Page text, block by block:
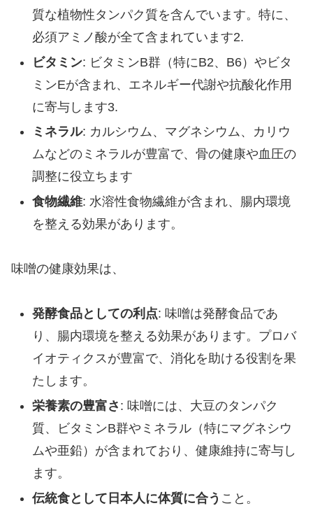
質な植物性タンパク質を含んでいます。特に、
必須アミノ酸が全て含まれています2.
ビタミン: ビタミンB群（特にB2、B6）やビタ
ミンEが含まれ、エネルギー代謝や抗酸化作用
に寄与します3.
ミネラル: カルシウム、マグネシウム、カリウ
ムなどのミネラルが豊富で、骨の健康や血圧の
調整に役立ちます
食物繊維: 水溶性食物繊維が含まれ、腸内環境
を整える効果があります。
味噌の健康効果は、
発酵食品としての利点: 味噌は発酵食品であ
り、腸内環境を整える効果があります。プロバ
イオティクスが豊富で、消化を助ける役割を果
たします。
栄養素の豊富さ : 味噌には、大豆のタンパク
質、ビタミンB群やミネラル（特にマグネシウ
ムや亜鉛）が含まれており、健康維持に寄与し
ます。
伝統食として日本人に体質に合う こと。